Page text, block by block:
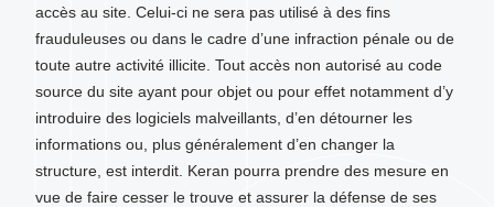
accès au site. Celui-ci ne sera pas utilisé à des fins
frauduleuses ou dans le cadre d’une infraction pénale ou de
toute autre activité illicite. Tout accès non autorisé au code
source du site ayant pour objet ou pour effet notamment d’y
introduire des logiciels malveillants, d’en détourner les
informations ou, plus généralement d’en changer la
structure, est interdit. Keran pourra prendre des mesure en
vue de faire cesser le trouve et assurer la défense de ses